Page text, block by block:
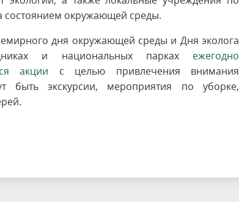
состоянием окружающей среды.
дня окружающей среды и Дня эколога
и национальных парках ежегодно
акции с целью привлечения внимания
экскурсии, мероприятия по уборке,